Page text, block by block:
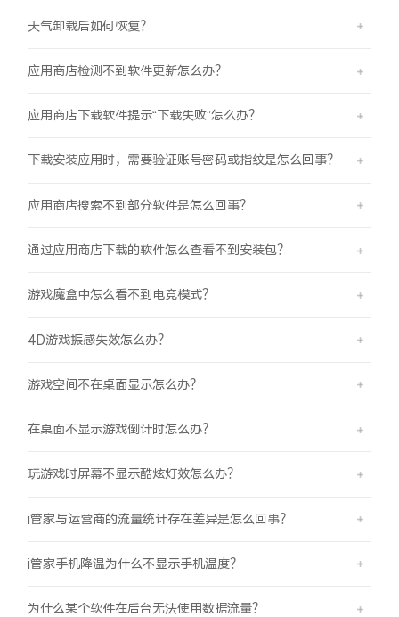
天气卸载后如何恢复？
应用商店检测不到软件更新怎么办？
应用商店下载软件提示“下载失败”怎么办？
下载安装应用时，需要验证账号密码或指纹是怎么回事？
应用商店搜索不到部分软件是怎么回事？
通过应用商店下载的软件怎么查看不到安装包？
游戏魔盒中怎么看不到电竞模式？
4D游戏振感失效怎么办？
游戏空间不在桌面显示怎么办？
在桌面不显示游戏倒计时怎么办？
玩游戏时屏幕不显示酷炫灯效怎么办？
i管家与运营商的流量统计存在差异是怎么回事？
i管家手机降温为什么不显示手机温度？
为什么某个软件在后台无法使用数据流量？